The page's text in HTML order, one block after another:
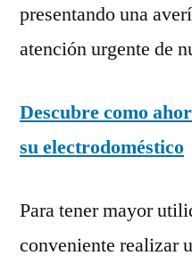
presentando una
atención urgente de
Descubre como
su electrodoméstico
Para tener mayor
conveniente realizar